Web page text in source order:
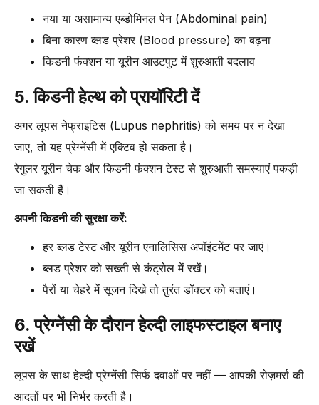
नया या असामान्य एब्डोमिनल पेन (Abdominal pain)
बिना कारण ब्लड प्रेशर (Blood pressure) का बढ़ना
किडनी फंक्शन या यूरीन आउटपुट में शुरुआती बदलाव
5. किडनी हेल्थ को प्रायॉरिटी दें
अगर लूपस नेफ्राइटिस (Lupus nephritis) को समय पर न देखा
जाए, तो यह प्रेग्नेंसी में एक्टिव हो सकता है।
रेगुलर यूरीन चेक और किडनी फंक्शन टेस्ट से शुरुआती समस्याएं पकड़ी
जा सकती हैं।
अपनी किडनी की सुरक्षा करें:
हर ब्लड टेस्ट और यूरीन एनालिसिस अपॉइंटमेंट पर जाएं।
ब्लड प्रेशर को सख्ती से कंट्रोल में रखें।
पैरों या चेहरे में सूजन दिखे तो तुरंत डॉक्टर को बताएं।
6. प्रेग्नेंसी के दौरान हेल्दी लाइफस्टाइल बनाए
रखें
लूपस के साथ हेल्दी प्रेग्नेंसी सिर्फ दवाओं पर नहीं — आपकी रोज़मर्रा की
आदतों पर भी निर्भर करती है।